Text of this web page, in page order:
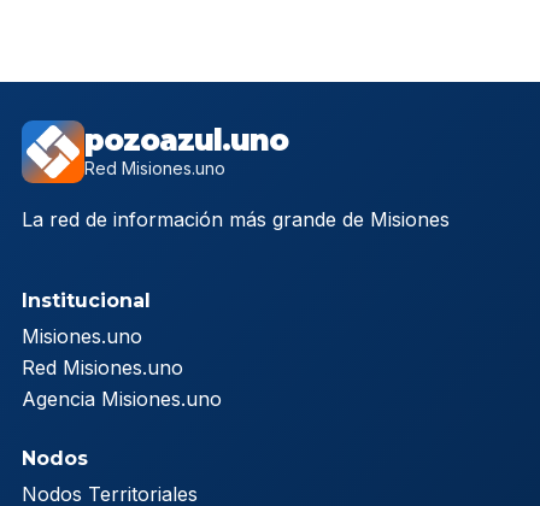
pozoazul.uno
Red Misiones.uno
La red de información más grande de Misiones
Institucional
Misiones.uno
Red Misiones.uno
Agencia Misiones.uno
Nodos
Nodos Territoriales